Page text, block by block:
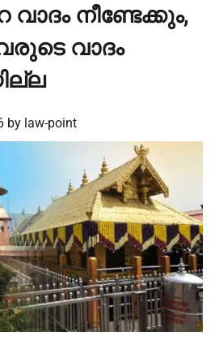
നീണ്ടേക്കും,
വാദം
by law-point